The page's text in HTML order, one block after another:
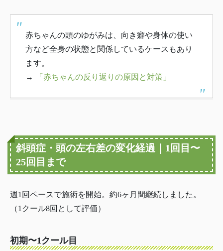
赤ちゃんの頭のゆがみは、向き癖や身体の使い
方など全身の状態と関係しているケースもあり
ます。
→
「赤ちゃんの反り返りの原因と対策」
斜頭症・頭の左右差の変化経過｜1回目〜
25回目まで
週1回ペースで施術を開始。約6ヶ月間継続しました。
（1クール8回として評価）
初期〜1クール目